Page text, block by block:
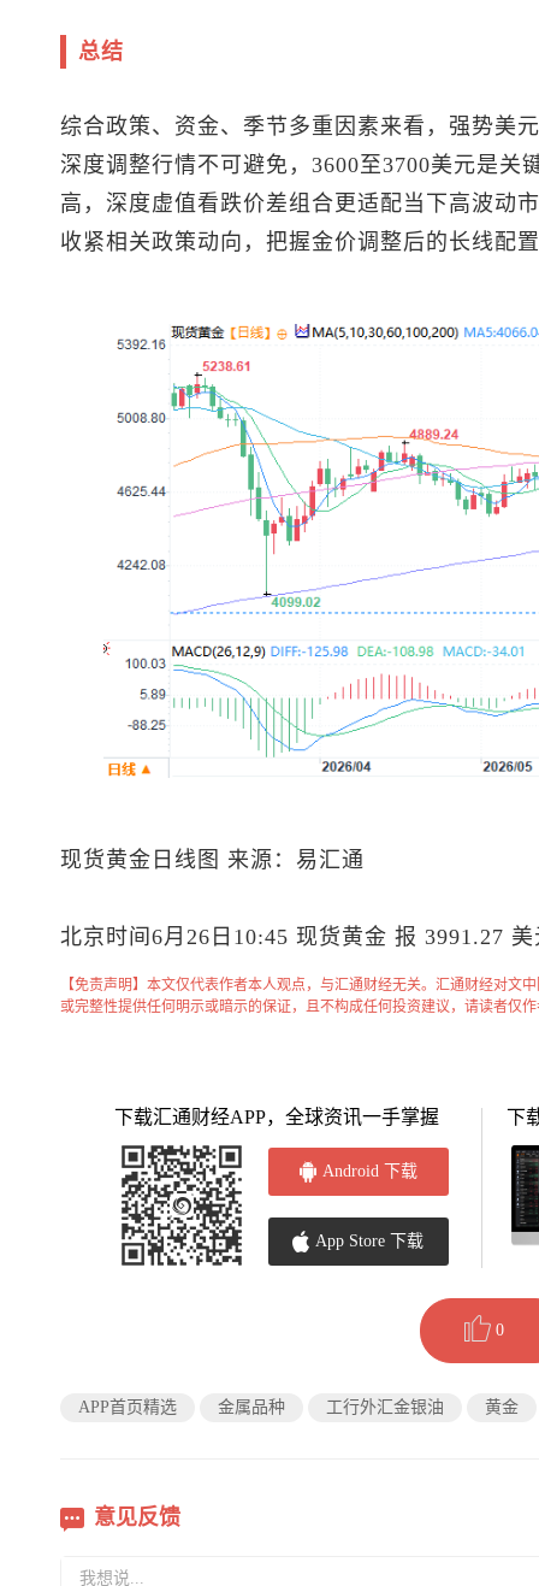
总结
综合政策、资金、季节多重因素来看，强势美
深度调整行情不可避免，3600至3700美元是关
高，深度虚值看跌价差组合更适配当下高波动
收紧相关政策动向，把握金价调整后的长线配
现货黄金 日线图 来源：易汇通
北京时间6月26日10:45 现货黄金 报 3991.27
【免责声明】本文仅代表作者本人观点，与汇通财经无关。汇通财经对文
或完整性提供任何明示或暗示的保证，且不构成任何投资建议，请读者仅
下载汇通财经APP，全球资讯一手掌握
Android 下载
App Store 下载
下
0
APP首页精选 金属品种 工行外汇金银油 黄金
意见反馈